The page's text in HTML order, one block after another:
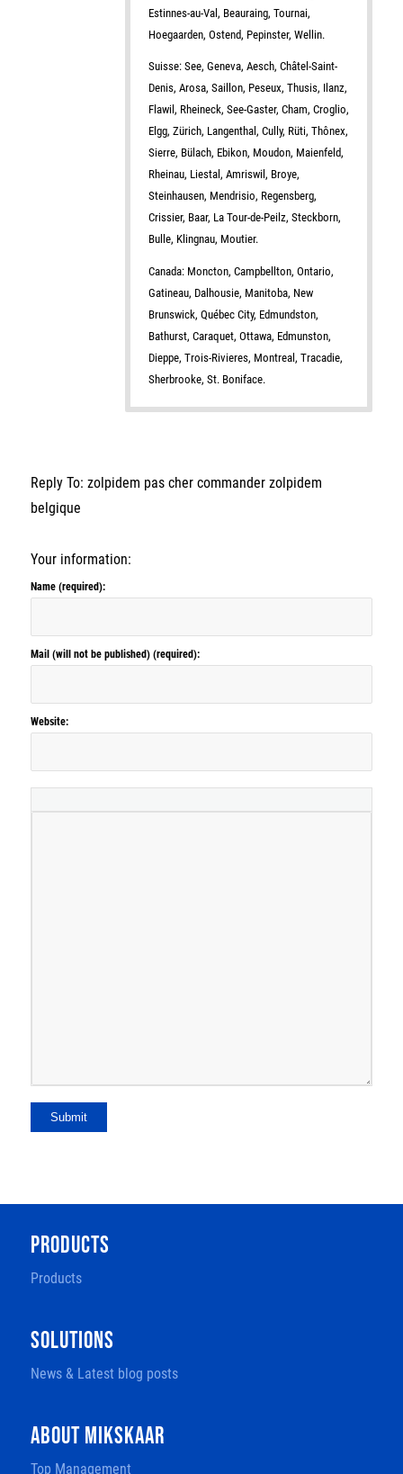
Estinnes-au-Val, Beauraing, Tournai,
Hoegaarden, Ostend, Pepinster, Wellin.
Suisse: See, Geneva, Aesch, Châtel-Saint-
Denis, Arosa, Saillon, Peseux, Thusis, Ilanz,
Flawil, Rheineck, See-Gaster, Cham, Croglio,
Elgg, Zürich, Langenthal, Cully, Rüti, Thônex,
Sierre, Bülach, Ebikon, Moudon, Maienfeld,
Rheinau, Liestal, Amriswil, Broye,
Steinhausen, Mendrisio, Regensberg,
Crissier, Baar, La Tour-de-Peilz, Steckborn,
Bulle, Klingnau, Moutier.
Canada: Moncton, Campbellton, Ontario,
Gatineau, Dalhousie, Manitoba, New
Brunswick, Québec City, Edmundston,
Bathurst, Caraquet, Ottawa, Edmunston,
Dieppe, Trois-Rivieres, Montreal, Tracadie,
Sherbrooke, St. Boniface.
Reply To: zolpidem pas cher commander zolpidem
belgique
Your information:
Name (required):
Mail (will not be published) (required):
Website:
Submit
PRODUCTS
Products
SOLUTIONS
News & Latest blog posts
ABOUT MIKSKAAR
Top Management